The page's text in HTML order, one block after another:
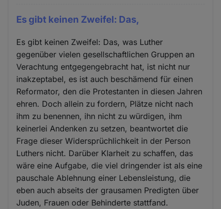
Es gibt keinen Zweifel: Das,
Es gibt keinen Zweifel: Das, was Luther
gegenüber vielen gesellschaftlichen Gruppen an
Verachtung entgegengebracht hat, ist nicht nur
inakzeptabel, es ist auch beschämend für einen
Reformator, den die Protestanten in diesen Jahren
ehren. Doch allein zu fordern, Plätze nicht nach
ihm zu benennen, ihn nicht zu würdigen, ihm
keinerlei Andenken zu setzen, beantwortet die
Frage dieser Widersprüchlichkeit in der Person
Luthers nicht. Darüber Klarheit zu schaffen, das
wäre eine Aufgabe, die viel dringender ist als eine
pauschale Ablehnung einer Lebensleistung, die
eben auch abseits der grausamen Predigten über
Juden, Frauen oder Behinderte stattfand.